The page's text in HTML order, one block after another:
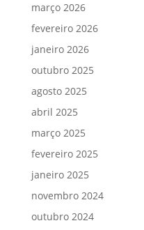
março 2026
fevereiro 2026
janeiro 2026
outubro 2025
agosto 2025
abril 2025
março 2025
fevereiro 2025
janeiro 2025
novembro 2024
outubro 2024